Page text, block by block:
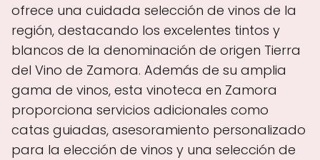
ofrece una cuidada selección de vinos de la
región, destacando los excelentes tintos y
blancos de la denominación de origen Tierra
del Vino de Zamora. Además de su amplia
gama de vinos, esta vinoteca en Zamora
proporciona servicios adicionales como
catas guiadas, asesoramiento personalizado
para la elección de vinos y una selección de